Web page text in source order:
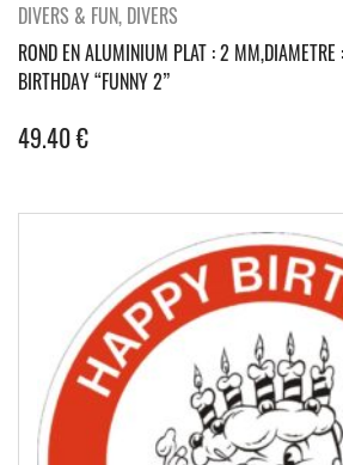
DIVERS & FUN, DIVERS
ROND EN ALUMINIUM PLAT : 2
BIRTHDAY “FUNNY 2”
49.40€